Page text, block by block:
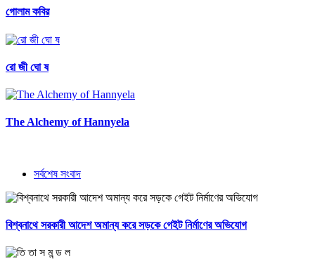
গোলাম কবির
রো জী ঘো ষ
The Alchemy of Hannyela
সর্বশেষ সংবাদ
বিশ্বনাথে সরকারী আদেশ অমান্য করে সড়কে গেইট নির্মাণের অভিযোগ